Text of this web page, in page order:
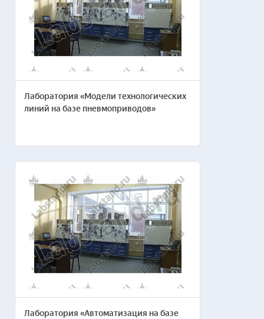
Лаборатория «Модели технологических
линий на базе пневмоприводов»
Лаборатория «Автоматизация на базе
Название организации*
Ваше имя*
Номер телефона*
Ваш e-mail*
Отправляя заявку, я соглашаюсь с
Пользовательским соглашением